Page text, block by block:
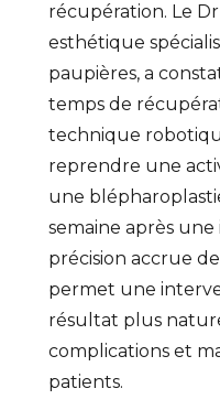
récupération. Le
esthétique
paupières, a
temps de
technique
reprendre une
une
semaine après
précision accrue
permet une
résultat plus
complications et
patients.